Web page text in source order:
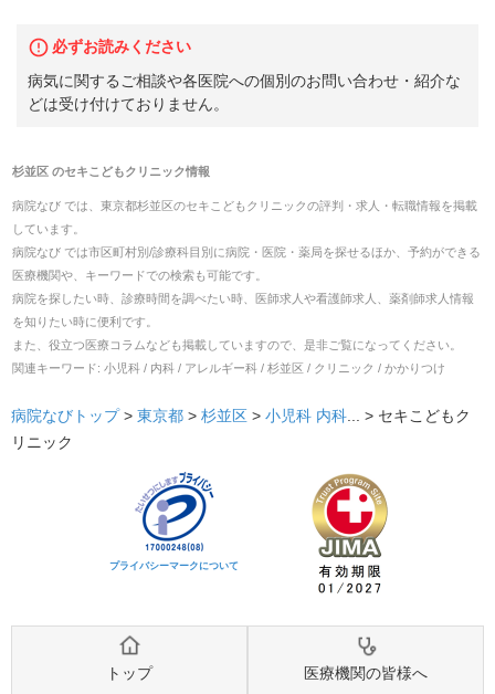
必ずお読みください
病気に関するご相談や各医院への個別のお問い合わせ・紹介な
どは受け付けておりません。
杉並区のセキこどもクリニック情報
病院なび では、 東京都杉並区のセキこどもクリニックの評判・求人・転職情報を掲載
しています。
病院なび では市区町村別/診療科目別に病院・医院・薬局を探せるほか、予約ができる
医療機関や、キーワードでの検索も可能です。
病院を探したい時、診療時間を調べたい時、医師求人や看護師求人、薬剤師求人情報
を知りたい時に便利です。
また、役立つ医療コラムなども掲載していますので、是非ご覧になってください。
関連キーワード: 小児科 / 内科 / アレルギー科 / 杉並区 / クリニック / かかりつけ
病院なびトップ > 東京都 > 杉並区 > 小児科 内科... > セキこどもク
リニック
プライバシーマークについて
トップ 医療機関の皆様へ